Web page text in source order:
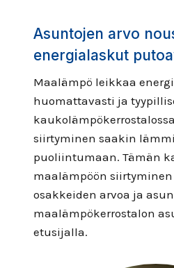
Asuntojen arvo
energialaskut
Maalämpö leikkaa
huomattavasti ja
siirtyminen saakin
puoliintumaan. Tämän
maalämpöön
osakkeiden arvoa ja
maalämpökerrostalon
etusijalla.